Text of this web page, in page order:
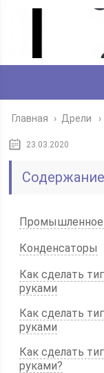
Главная › Дрели
23.03.2020
Содержание
Промышленное
Конденсаторы
Как сделать
руками
Как сделать
руками
Как сделать
руками?